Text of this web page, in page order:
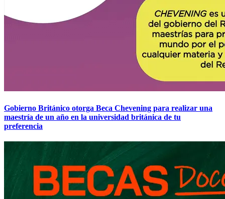
Gobierno Británico otorga Beca Chevening para realizar una
maestría de un año en la universidad británica de tu
preferencia